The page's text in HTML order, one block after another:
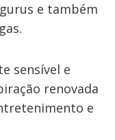
e também
sensível e
renovada
e